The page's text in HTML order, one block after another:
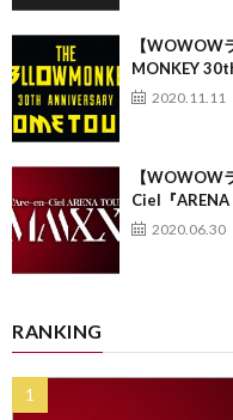
【WOWOW
MONKEY
2020.11.11
【WOWOW
Ciel『ARENA
2020.06.30
RANKING